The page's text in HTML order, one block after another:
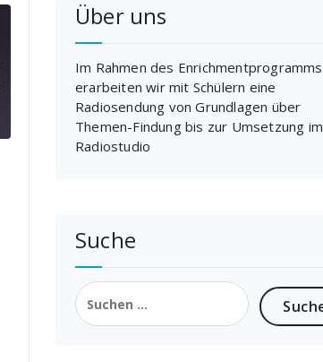
Über uns
Im Rahmen des Enrichmentprogramms
erarbeiten wir mit Schülern eine
Radiosendung von Grundlagen über
Themen-Findung bis zur Umsetzung im
Radiostudio
Suche
Suchen
nach: